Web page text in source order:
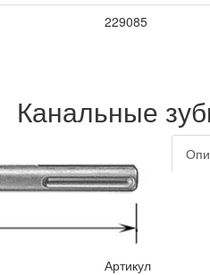
Артикул
229085
Канальные
Артикул